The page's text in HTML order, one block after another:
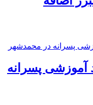
آموزشی پسرانه